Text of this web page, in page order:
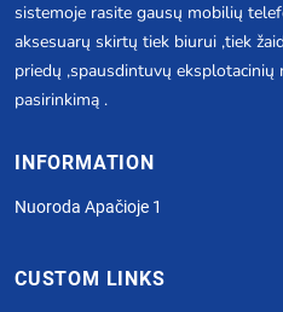
sistemoje rasite gausų mobilių
aksesuarų skirtų tiek biurui ,tiek
priedų ,spausdintuvų eksplotacinių
pasirinkimą .
INFORMATION
Nuoroda Apačioje 1
CUSTOM LINKS